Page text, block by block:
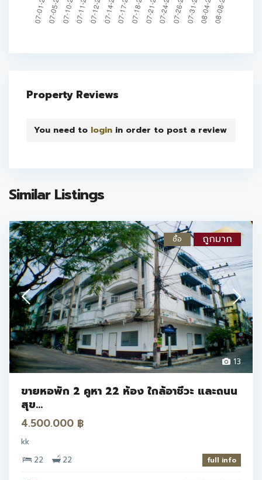
Property Reviews
You need to login in order to post a review
Similar Listings
13
ซื้อ ถูกมาก
ขายหอพัก 2 คูหา 22 ห้อง ใกล้อาชีวะ และถนน
สุข...
4.500.000 ฿
kk
22
22 full info